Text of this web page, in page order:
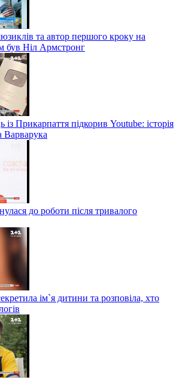
та автор першого кроку на
був Ніл Армстронг
із Прикарпаття підкорив Youtube: історія
Варварука
до роботи після тривалого
ім`я дитини та розповіла, хто